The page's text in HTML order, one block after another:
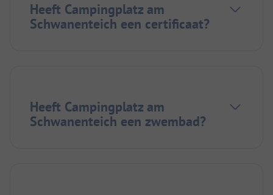
Heeft Campingplatz am
Schwanenteich een certificaat?
Heeft Campingplatz am
Schwanenteich een zwembad?